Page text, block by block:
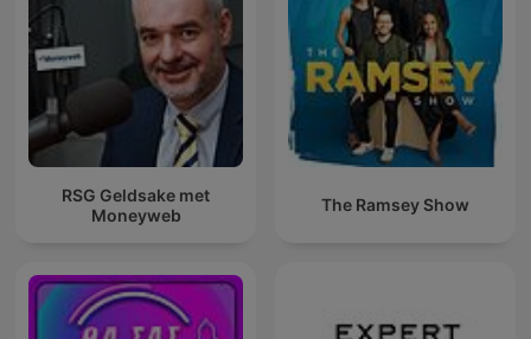
RSG Geldsake met
Moneyweb
The Ramsey Show